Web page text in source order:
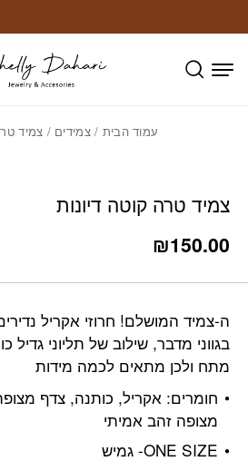
עמוד הבית /צמידים / צמיד
צמיד טרה קוטה דיונות
₪150.00
ה-צמיד המושלם! חרוזי אקריל
בגווני מדבר, שילוב של תליוני
מתח ולכן מתאים לכמה מידות
חומרים: אקריל, כותנה, צדף
מצופה זהב אמיתי
ONE SIZE- גמיש